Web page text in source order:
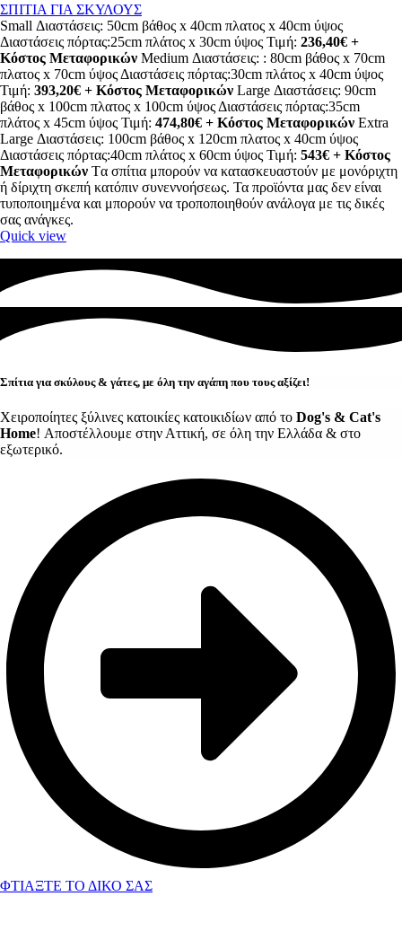
ΣΠΙΤΙΑ ΓΙΑ ΣΚΥΛΟΥΣ
Small Διαστάσεις: 50cm βάθος x 40cm πλατος x 40cm ύψος
Διαστάσεις πόρτας:25cm πλάτος x 30cm ύψος Τιμή: 236,40€ +
Κόστος Μεταφορικών Medium Διαστάσεις: : 80cm βάθος x 70cm
πλατος x 70cm ύψος Διαστάσεις πόρτας:30cm πλάτος x 40cm ύψος
Τιμή: 393,20€ + Κόστος Μεταφορικών Large Διαστάσεις: 90cm
βάθος x 100cm πλατος x 100cm ύψος Διαστάσεις πόρτας:35cm
πλάτος x 45cm ύψος Τιμή: 474,80€ + Κόστος Μεταφορικών Extra
Large Διαστάσεις: 100cm βάθος x 120cm πλατος x 40cm ύψος
Διαστάσεις πόρτας:40cm πλάτος x 60cm ύψος Τιμή: 543€ + Κόστος
Μεταφορικών Tα σπίτια μπορούν να κατασκευαστούν με μονόριχτη
ή δίριχτη σκεπή κατόπιν συνεννοήσεως. Τα προϊόντα μας δεν είναι
τυποποιημένα και μπορούν να τροποποιηθούν ανάλογα με τις δικές
σας ανάγκες.
Quick view
Σπίτια για σκύλους & γάτες, με όλη την αγάπη που τους αξίζει!
Χειροποίητες ξύλινες κατοικίες κατοικιδίων από το Dog's & Cat's
Home! Αποστέλλουμε στην Αττική, σε όλη την Ελλάδα & στο
εξωτερικό.
ΦΤΙΑΞΤΕ ΤΟ ΔΙΚΟ ΣΑΣ